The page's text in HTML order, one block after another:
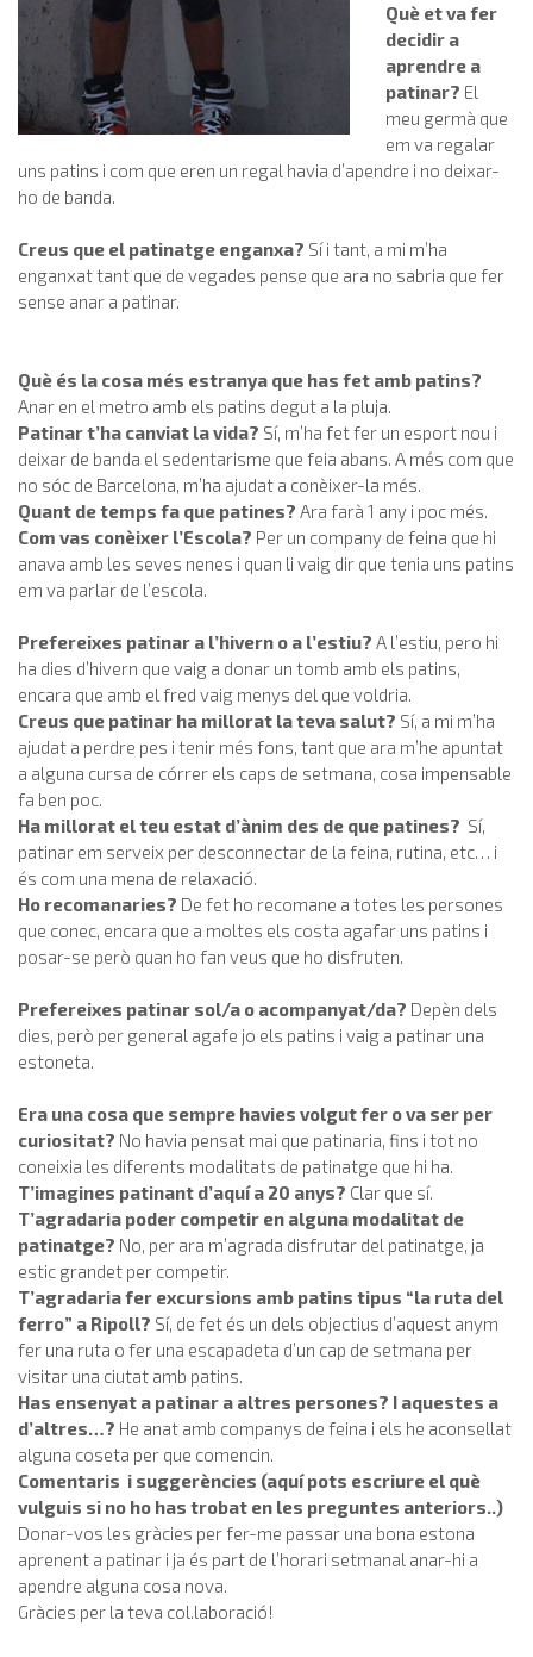
Què et va fer
decidir a
aprendre a
patinar? El
meu germà que
em va regalar
uns patins i com que eren un regal havia d’apendre i no deixar-
ho de banda.
Creus que el patinatge enganxa? Sí i tant, a mi m’ha
enganxat tant que de vegades pense que ara no sabria que fer
sense anar a patinar.
Què és la cosa més estranya que has fet amb patins?
Anar en el metro amb els patins degut a la pluja.
Patinar t’ha canviat la vida? Sí, m’ha fet fer un esport nou i
deixar de banda el sedentarisme que feia abans. A més com que
no sóc de Barcelona, m’ha ajudat a conèixer-la més.
Quant de temps fa que patines? Ara farà 1 any i poc més.
Com vas conèixer l’Escola? Per un company de feina que hi
anava amb les seves nenes i quan li vaig dir que tenia uns patins
em va parlar de l’escola.
Prefereixes patinar a l’hivern o a l’estiu? A l’estiu, pero hi
ha dies d’hivern que vaig a donar un tomb amb els patins,
encara que amb el fred vaig menys del que voldria.
Creus que patinar ha millorat la teva salut? Sí, a mi m’ha
ajudat a perdre pes i tenir més fons, tant que ara m’he apuntat
a alguna cursa de córrer els caps de setmana, cosa impensable
fa ben poc.
Ha millorat el teu estat d’ànim des de que patines? Sí,
patinar em serveix per desconnectar de la feina, rutina, etc… i
és com una mena de relaxació.
Ho recomanaries? De fet ho recomane a totes les persones
que conec, encara que a moltes els costa agafar uns patins i
posar-se però quan ho fan veus que ho disfruten.
Prefereixes patinar sol/a o acompanyat/da? Depèn dels
dies, però per general agafe jo els patins i vaig a patinar una
estoneta.
Era una cosa que sempre havies volgut fer o va ser per
curiositat? No havia pensat mai que patinaria, fins i tot no
coneixia les diferents modalitats de patinatge que hi ha.
T’imagines patinant d’aquí a 20 anys? Clar que sí.
T’agradaria poder competir en alguna modalitat de
patinatge? No, per ara m’agrada disfrutar del patinatge, ja
estic grandet per competir.
T’agradaria fer excursions amb patins tipus “la ruta del
ferro” a Ripoll? Sí, de fet és un dels objectius d’aquest anym
fer una ruta o fer una escapadeta d’un cap de setmana per
visitar una ciutat amb patins.
Has ensenyat a patinar a altres persones? I aquestes a
d’altres…? He anat amb companys de feina i els he aconsellat
alguna coseta per que comencin.
Comentaris i suggerències (aquí pots escriure el què
vulguis si no ho has trobat en les preguntes anteriors..)
Donar-vos les gràcies per fer-me passar una bona estona
aprenent a patinar i ja és part de l’horari setmanal anar-hi a
apendre alguna cosa nova.
Gràcies per la teva col.laboració!